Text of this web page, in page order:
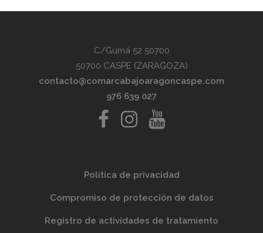
C/Gumá 52 50700
50700 CASPE (ZARAGOZA)
contacto@comarcabajoaragoncaspe.com
976 639 027
Política de privacidad
Compromiso de protección de datos
Registro de actividades de tratamiento